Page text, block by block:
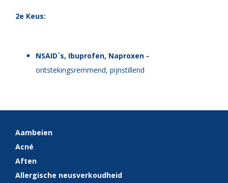
2e Keus:
NSAID`s, Ibuprofen, Naproxen -
ontstekingsremmend, pijnstillend
Aambeien
Acné
Aften
Allergische neusverkoudheid